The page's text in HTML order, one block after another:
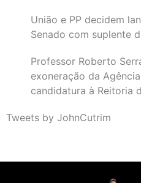
União e PP decidem
Senado com suplente
Professor Roberto
exoneração da
candidatura à Reitoria
Tweets by JohnCutrim